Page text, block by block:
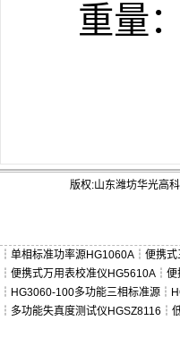
重量：
版权:山东潍坊华光高
┆ 单相标准功率源HG1060A ┆ 便携
┆ 便携式万用表校准仪HG5610A ┆ 便
┆ HG3060-100多功能三相标准源 ┆
┆ 多功能失真度测试仪HGSZ8116 ┆